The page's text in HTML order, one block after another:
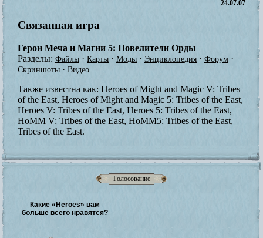
Голосование
Какие «Heroes» вам
больше всего нравятся?
24.07.07
Связанная игра
Герои Меча и Магии 5: Повелители Орды
Разделы: Файлы · Карты · Моды · Энциклопедия · Форум ·
Скриншоты · Видео
Также известна как: Heroes of Might and Magic V: Tribes
of the East, Heroes of Might and Magic 5: Tribes of the East,
Heroes V: Tribes of the East, Heroes 5: Tribes of the East,
HoMM V: Tribes of the East, HoMM5: Tribes of the East,
Tribes of the East.